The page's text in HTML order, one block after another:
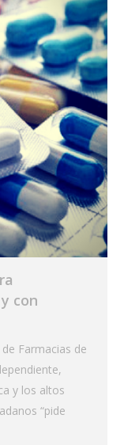
con
Farmacias de
y los altos
“pide